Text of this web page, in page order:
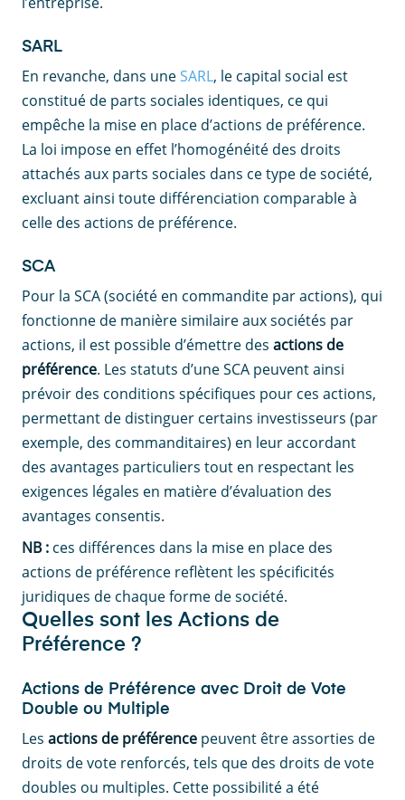
SARL
En revanche, dans uneSARL, le capital social est
constitué de parts sociales identiques, ce qui
empêche la mise en place d’actions de préférence.
La loi impose en effet l’homogénéité des droits
attachés aux parts sociales dans ce type de société,
excluant ainsi toute différenciation comparable à
celle des actions de préférence.
SCA
Pour la SCA (société en commandite par actions), qui
fonctionne de manière similaire aux sociétés par
actions, il est possible d’émettre des actions de
préférence. Les statuts d’une SCA peuvent ainsi
prévoir des conditions spécifiques pour ces actions,
permettant de distinguer certains investisseurs (par
exemple, des commanditaires) en leur accordant
des avantages particuliers tout en respectant les
exigences légales en matière d’évaluation des
avantages consentis.
NB : ces différences dans la mise en place des
actions de préférence reflètent les spécificités
juridiques de chaque forme de société.
Quelles sont les Actions de
Préférence ?
Actions de Préférence avec Droit de Vote
Double ou Multiple
Les actions de préférence peuvent être assorties de
droits de vote renforcés, tels que des droits de vote
doubles ou multiples. Cette possibilité a été